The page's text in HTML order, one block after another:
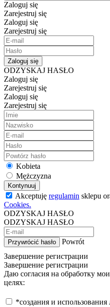
Zaloguj się
Zarejestruj się
Zaloguj się
Zarejestruj się
Zaloguj się
ODZYSKAJ HASŁO
Zaloguj się
Zarejestruj się
Zaloguj się
Zarejestruj się
Kobieta
Mężczyzna
Kontynuuj
Akceptuję regulamin sklepu
Cookies.
ODZYSKAJ HASŁO
ODZYSKAJ HASŁO
Przywrócić hasło
Powrót
Завершение регистрации
Завершение регистрации
Даю согласия на обработку
целях:
*создания и